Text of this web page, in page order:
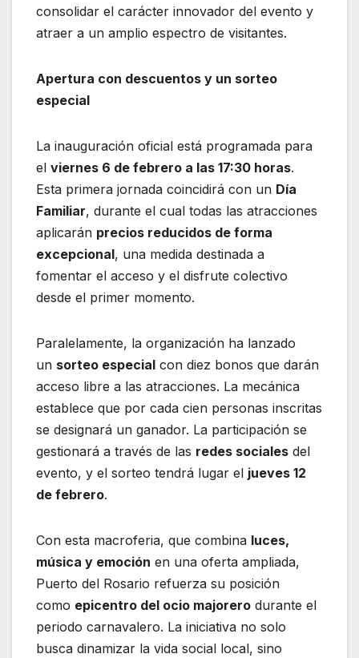
consolidar el carácter innovador del evento y
atraer a un amplio espectro de visitantes.
Apertura con descuentos y un sorteo
especial
La inauguración oficial está programada para
el viernes 6 de febrero a las 17:30 horas.
Esta primera jornada coincidirá con un Día
Familiar, durante el cual todas las atracciones
aplicarán precios reducidos de forma
excepcional, una medida destinada a
fomentar el acceso y el disfrute colectivo
desde el primer momento.
Paralelamente, la organización ha lanzado
un sorteo especial con diez bonos que darán
acceso libre a las atracciones. La mecánica
establece que por cada cien personas inscritas
se designará un ganador. La participación se
gestionará a través de las redes sociales del
evento, y el sorteo tendrá lugar el jueves 12
de febrero.
Con esta macroferia, que combina luces,
música y emoción en una oferta ampliada,
Puerto del Rosario refuerza su posición
como epicentro del ocio majorero durante el
periodo carnavalero. La iniciativa no solo
busca dinamizar la vida social local, sino